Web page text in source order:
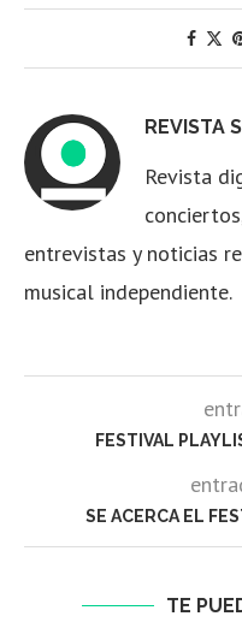
REVISTA
Revista
entrevistas y noticias
musical independiente.
FESTIVAL
SE ACERCA EL
TE